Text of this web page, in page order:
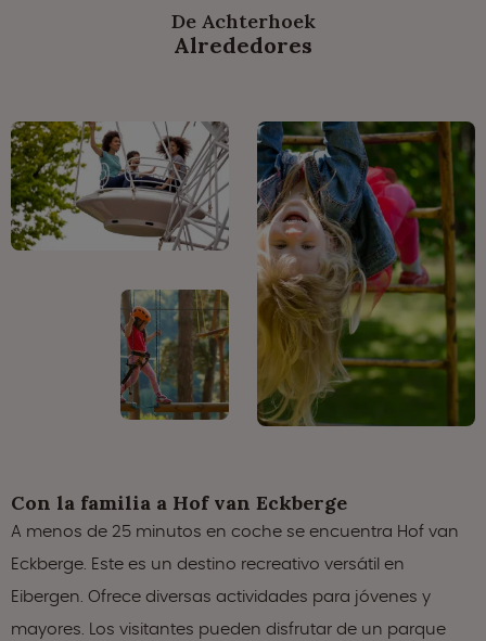
De Achterhoek
Alrededores
Con la familia a Hof van Eckberge
A menos de 25 minutos en coche se encuentra Hof van
Eckberge. Este es un destino recreativo versátil en
Eibergen. Ofrece diversas actividades para jóvenes y
mayores. Los visitantes pueden disfrutar de un parque